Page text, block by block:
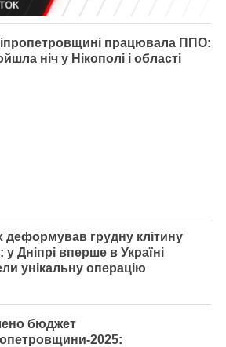
працювала ППО:
ніч у Нікополі і області
деформував грудну клітину
у Дніпрі вперше в Україні
унікальну операцію
бюджет
2025: